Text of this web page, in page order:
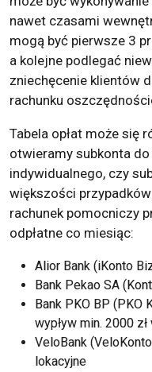
nawet czasami
mogą być pierwsze 3
a kolejne podlegać
zniechęcenie klientów
rachunku
Tabela opłat może się
otwieramy subkonta
indywidualnego, czy
większości
rachunek pomocniczy
odpłatne co miesiąc:
Alior Bank (iKonto
Bank Pekao SA
Bank PKO BP (PKO
wypływ min. 2000
VeloBank
lokacyjne